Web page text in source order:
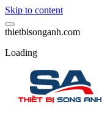
Skip to content
thietbisonganh.com
Loading